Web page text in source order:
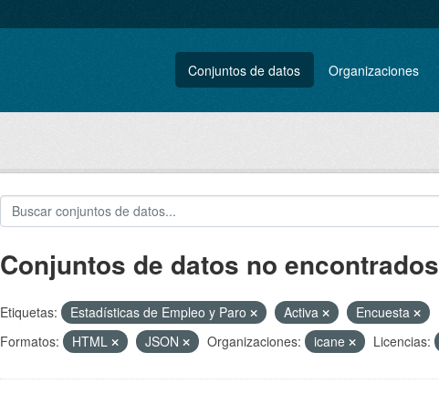
Conjuntos de datos Organizaciones
Conjuntos de datos no encontrados
Etiquetas: Estadísticas de Empleo y Paro Activa
Encuesta
Formatos:
HTML JSON Organizaciones: icane Licencias: